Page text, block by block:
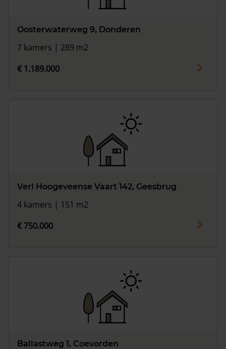
Oosterwaterweg 9, Donderen
7 kamers | 289 m2
€ 1.189.000
Verl Hoogeveense Vaart 142, Geesbrug
4 kamers | 151 m2
€ 750.000
Ballastweg 1, Coevorden